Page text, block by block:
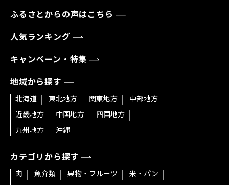
ふるさとからの声はこちら
人気ランキング
キャンペーン・特集
地域から探す
北海道 東北地方 関東地方
中部地方
近畿地方
中国地方
四国地方
九州地方
沖縄
カテゴリから探す
肉 魚介類 果物・フルーツ
米・パン